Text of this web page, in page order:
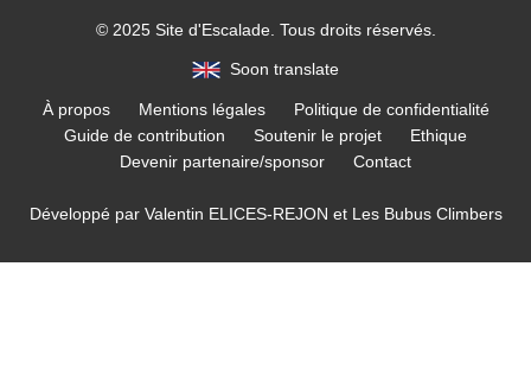
© 2025 Site d'Escalade. Tous droits réservés.
Soon translate
À propos Mentions légales
Politique de confidentialité
Guide de contribution
Soutenir le projet
Ethique
Devenir partenaire/sponsor
Contact
Développé par Valentin ELICES-REJON et Les Bubus Climbers